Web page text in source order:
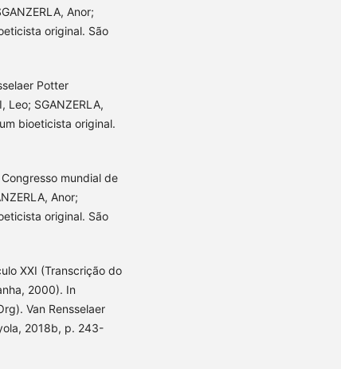
Anor;
original. São
Potter
Leo; SGANZERLA,
bioeticista original.
mundial de
Anor;
original. São
XXI (Transcrição do
2000). In
Van Rensselaer
2018b, p. 243-